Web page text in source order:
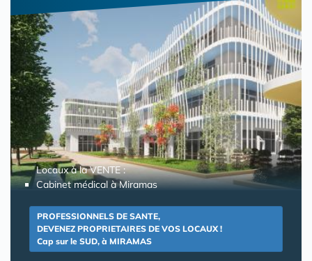
Locaux à la VENTE :
Cabinet médical à Miramas
PROFESSIONNELS DE SANTE,
DEVENEZ PROPRIETAIRES DE VOS LOCAUX !
Cap sur le SUD, à MIRAMAS